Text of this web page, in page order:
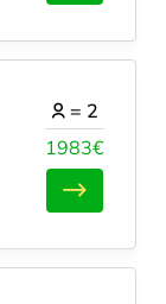
1983€
= 2